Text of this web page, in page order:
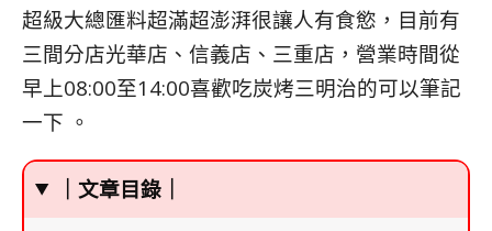
超級大總匯料超滿超澎湃很讓人有食慾，目前有
三間分店光華店、信義店、三重店，營業時間從
早上08:00至14:00喜歡吃炭烤三明治的可以筆記
一下 。
｜文章目錄｜